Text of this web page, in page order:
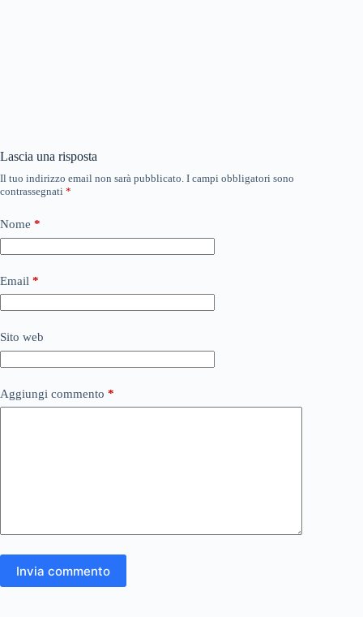
Lascia una risposta
Il tuo indirizzo email non sarà pubblicato. I campi obbligatori sono
contrassegnati *
Nome *
Email *
Sito web
Aggiungi commento *
Invia commento